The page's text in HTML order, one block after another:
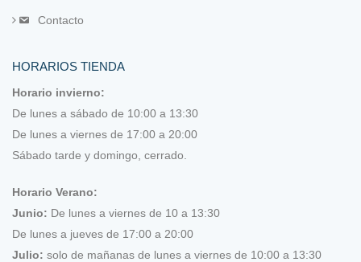
Guatas, entretelas, papeles y otros tejidos
Hilos
Acolchar a mano
Hilo Eco Vita de DMC
Hilo Roselló
Hilo Roselló Lino
Contacto
HORARIOS TIENDA
Horario invierno:
De lunes a sábado de 10:00 a 13:30
De lunes a viernes de 17:00 a 20:00
Sábado tarde y domingo, cerrado.
Horario Verano:
Junio: De lunes a viernes de 10 a 13:30
De lunes a jueves de 17:00 a 20:00
Julio: solo de mañanas de lunes a viernes de 10:00 a 13:30